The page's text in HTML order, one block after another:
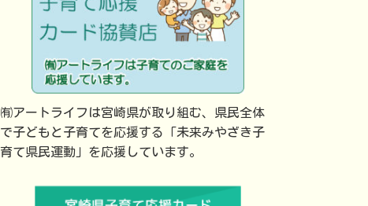
㈲アートライフは宮崎県が取り組む、県民全体
で子どもと子育てを応援する「未来みやざき子
育て県民運動」を応援しています。